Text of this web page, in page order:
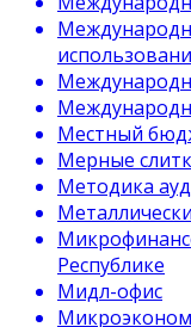
Местный
Мерные
Методика
Республике
Мидл-офис